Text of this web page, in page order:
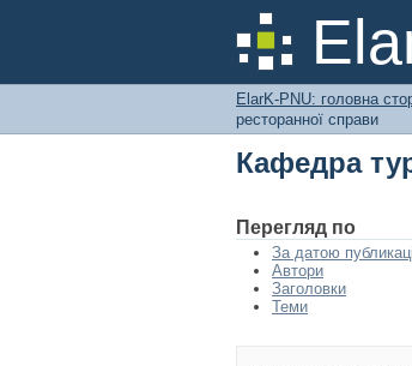
Кафедра
ElarK-PNU: головна
ресторанної справи
Кафедра
Перегляд по
За датою
Автори
Заголовки
Теми